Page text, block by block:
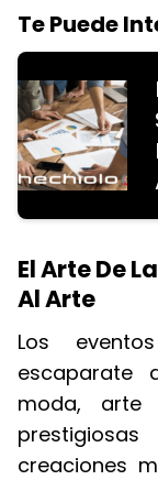
Te Puede
El Arte De
Al Arte
Los
escaparate
moda, arte
creaciones